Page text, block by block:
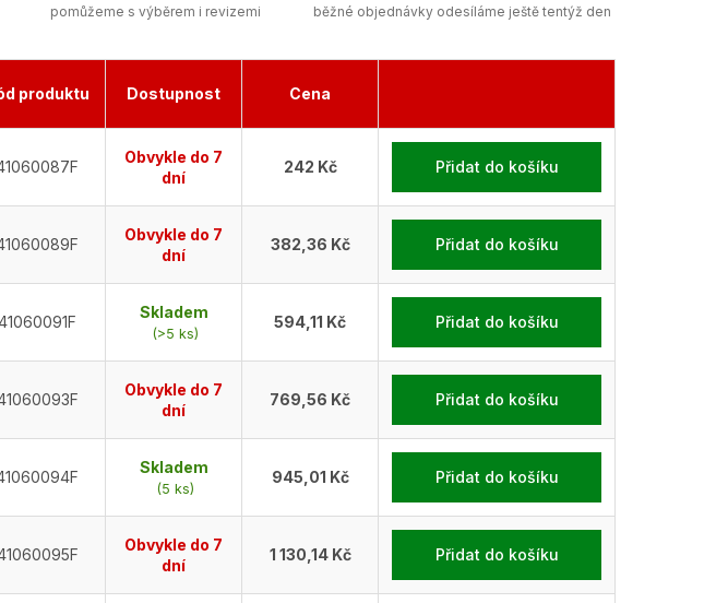
pomůžeme s výběrem i revizemi běžné objednávky odesíláme ještě tentýž den
produktu Dostupnost Cena
Obvykle do 7
dní
242 Kč Přidat do košíku
Obvykle do 7
dní
382,36 Kč Přidat do košíku
Skladem
(>5 ks)
594,11 Kč Přidat do košíku
Obvykle do 7
dní
769,56 Kč Přidat do košíku
Skladem
(5 ks)
945,01 Kč Přidat do košíku
Obvykle do 7
dní
1 130,14 Kč Přidat do košíku